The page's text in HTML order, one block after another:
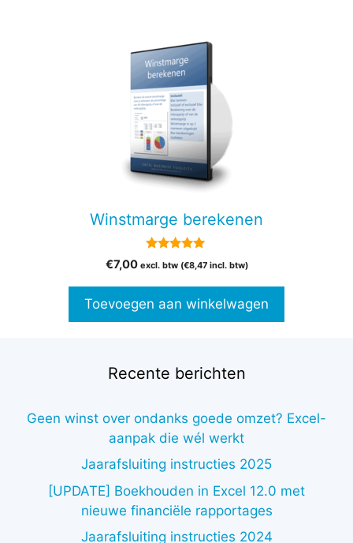
Winstmarge berekenen
van 5
€7,00 excl. btw (€8,47incl. btw)
Toevoegen aan winkelwagen
Recente berichten
Geen winst over ondanks goede omzet? Excel-
aanpak die wél werkt
Jaarafsluiting instructies 2025
[UPDATE] Boekhouden in Excel 12.0 met
nieuwe financiële rapportages
Jaarafsluiting instructies 2024